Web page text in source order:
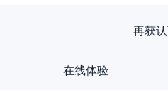
再获
在线体验